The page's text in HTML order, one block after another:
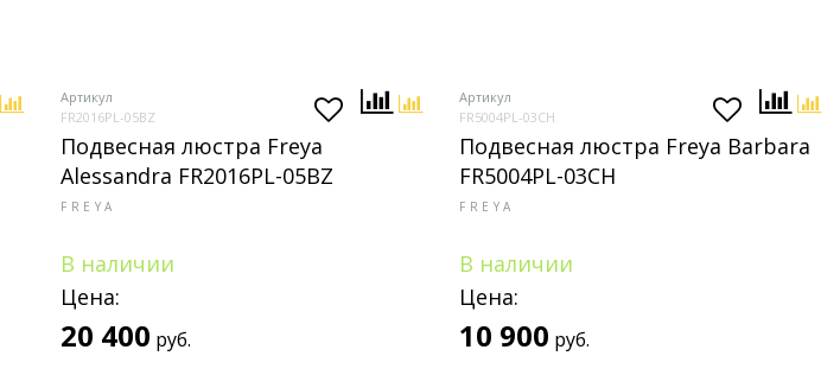
Артикул
FR2016PL-05BZ
Подвесная люстра Freya
Alessandra FR2016PL-05BZ
FREYA
В наличии
Цена:
20 400 руб.
Артикул
FR5004PL-03CH
Подвесная люстра Freya Barbara
FR5004PL-03CH
FREYA
В наличии
Цена:
10 900 руб.